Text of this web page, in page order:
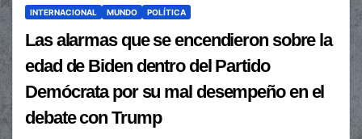
INTERNACIONAL MUNDO POLÍTICA
Las alarmas que se encendieron sobre la
edad de Biden dentro del Partido
Demócrata por su mal desempeño en el
debate con Trump